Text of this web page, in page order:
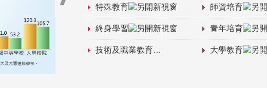
特殊教育 師資培育
終身學習 青年培育
技術及職業教育 大學教育